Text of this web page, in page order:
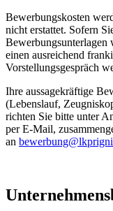
Bewerbungskosten
nicht erstattet. Sofern
Bewerbungsunterlagen
einen ausreichend
Vorstellungsgespräch
Ihre aussagekräftige
(Lebenslauf,
richten Sie bitte unter
per E-Mail,
an bewerbung@